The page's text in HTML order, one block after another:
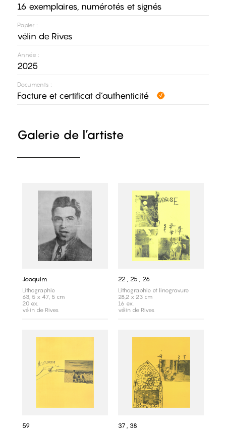
16 exemplaires, numérotés et signés
Papier :
vélin de Rives
Année :
2025
Documents :
Facture et certificat d’authenticité
Galerie de l’artiste
Joaquim
Lithographie
63, 5 x 47, 5 cm
20 ex.
vélin de Rives
22 , 25 , 26
Lithographie et linogravure
28,2 x 23 cm
16 ex.
vélin de Rives
59‎ ‎ 37 , 38